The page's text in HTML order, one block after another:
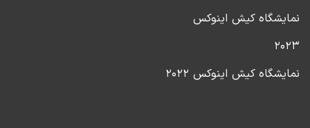
نمایشگاه کیش اینوکس
۲۰۲۳
نمایشگاه کیش اینوکس ۲۰۲۲